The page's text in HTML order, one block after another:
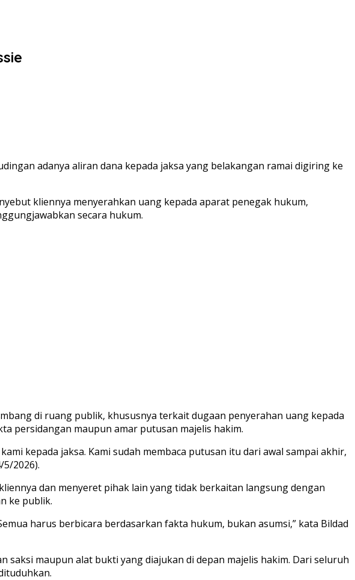
adanya aliran dana kepada jaksa yang belakangan ramai digiring ke
kliennya menyerahkan uang kepada aparat penegak hukum,
secara hukum.
di ruang publik, khususnya terkait dugaan penyerahan uang kepada
persidangan maupun amar putusan majelis hakim.
kepada jaksa. Kami sudah membaca putusan itu dari awal sampai akhir,
2026).
dan menyeret pihak lain yang tidak berkaitan langsung dengan
ke publik.
harus berbicara berdasarkan fakta hukum, bukan asumsi,” kata Bildad
maupun alat bukti yang diajukan di depan majelis hakim. Dari seluruh